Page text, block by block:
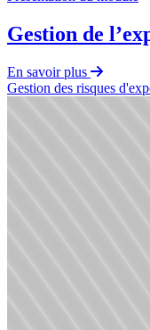
Gestion de
En savoir plus
Gestion des risques